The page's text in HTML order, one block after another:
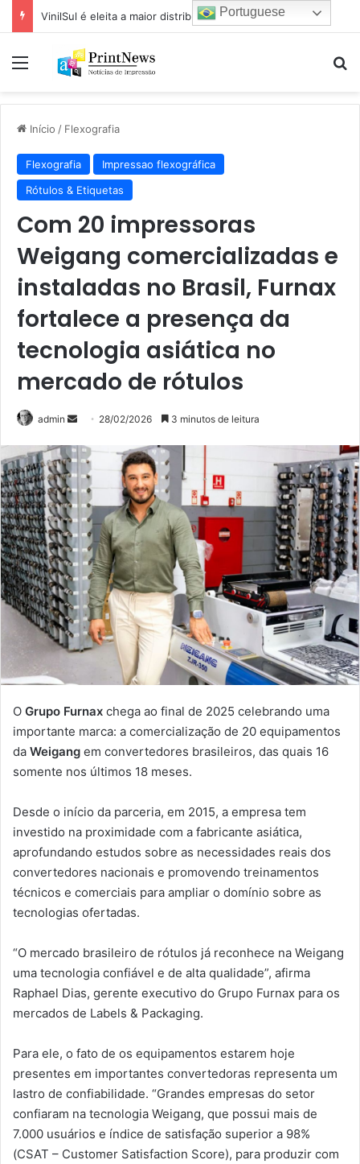
Menu
Início / Flexografia
Flexografia
Impressao flexográfica
Rótulos & Etiquetas
Com 20 impressoras
Weigang comercializadas e
instaladas no Brasil, Furnax
fortalece a presença da
tecnologia asiática no
mercado de rótulos
admin
Mande
e-
mail
28/02/2026 3 minutos de leitura
O Grupo Furnax chega ao final de 2025 celebrando uma
importante marca: a comercialização de 20 equipamentos
da Weigang em convertedores brasileiros, das quais 16
somente nos últimos 18 meses.
Desde o início da parceria, em 2015, a empresa tem
investido na proximidade com a fabricante asiática,
aprofundando estudos sobre as necessidades reais dos
convertedores nacionais e promovendo treinamentos
técnicos e comerciais para ampliar o domínio sobre as
tecnologias ofertadas.
“O mercado brasileiro de rótulos já reconhece na Weigang
uma tecnologia confiável e de alta qualidade”, afirma
Raphael Dias, gerente executivo do Grupo Furnax para os
mercados de Labels & Packaging.
Para ele, o fato de os equipamentos estarem hoje
presentes em importantes convertedoras representa um
lastro de confiabilidade. “Grandes empresas do setor
confiaram na tecnologia Weigang, que possui mais de
7.000 usuários e índice de satisfação superior a 98%
(CSAT – Customer Satisfaction Score), para produzir com
Portuguese